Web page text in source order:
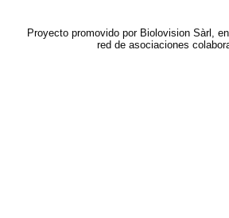
Proyecto promovido por Biolovision Sàrl,
red de asociaciones